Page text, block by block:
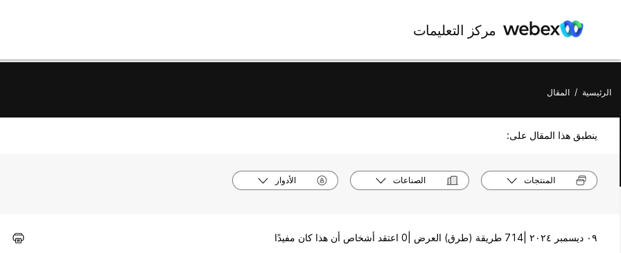
مركز التعليمات
الرئيسية / المقال
ينطبق هذا المقال على:
المنتجات الصناعات الأدوار
٠٩ ديسمبر ٢٠٢٤ | 714 طريقة (طرق) العرض | 0 اعتقد أشخاص أن هذا كان مفيدًا